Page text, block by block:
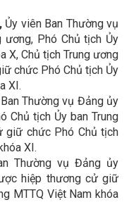
Ủy viên Ban Thường vụ
ương, Phó Chủ tịch Ủy
X, Chủ tịch Trung ương
chức Phó Chủ tịch Ủy
XI.
Thường vụ Đảng ủy
Chủ tịch Ủy ban Trung
giữ chức Phó Chủ tịch
XI.
Thường vụ Đảng ủy
hiệp thương cử giữ
MTTQ Việt Nam khóa